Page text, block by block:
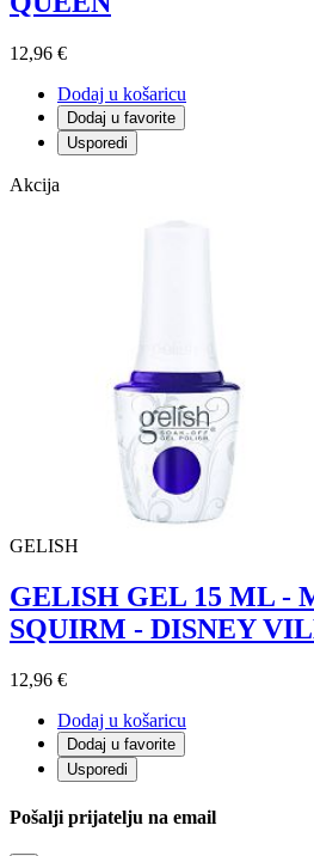
12,96 €
Dodaj u košaricu
Dodaj u favorite
Usporedi
Akcija
GELISH
GELISH GEL 15 ML -
SQUIRM - DISNEY
12,96 €
Dodaj u košaricu
Dodaj u favorite
Usporedi
Pošalji prijatelju na email